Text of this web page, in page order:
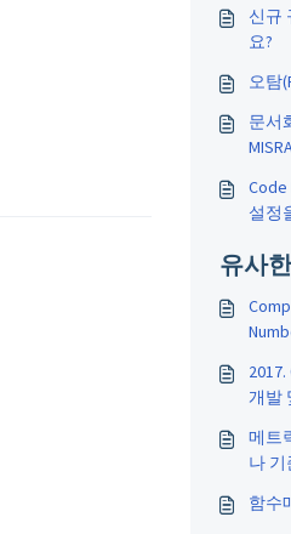
신규
요?
오탐
문서
설정
유사
개발
메트
나
함수